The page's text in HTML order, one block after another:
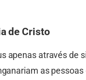
de Cristo
apenas através de
as pessoas